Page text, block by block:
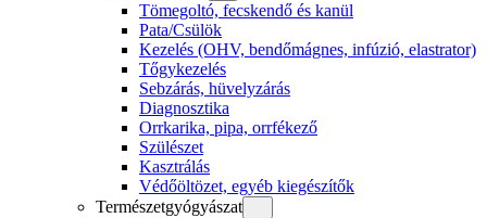
Tömegoltó, fecskendő és kanül
Pata/Csülök
Kezelés (OHV, bendőmágnes, infúzió, elastrator)
Tőgykezelés
Sebzárás, hüvelyzárás
Diagnosztika
Orrkarika, pipa, orrfékező
Szülészet
Kasztrálás
Védőöltözet, egyéb kiegészítők
Természetgyógyászat